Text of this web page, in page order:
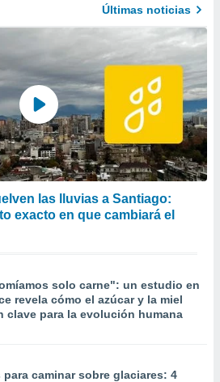
Últimas noticias
las lluvias a Santiago:
exacto en que cambiará el
solo carne": un estudio en
revela cómo el azúcar y la miel
clave para la evolución humana
para caminar sobre glaciares: 4